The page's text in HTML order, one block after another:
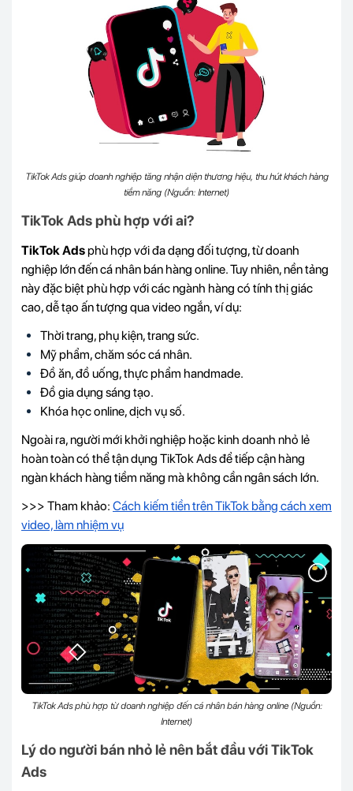
TikTok Ads giúp doanh nghiệp tăng nhận diện thương hiệu, thu hút khách hàng
tiềm năng (Nguồn: Internet)
TikTok Ads phù hợp với ai?
TikTok Adsphù hợp với đa dạng đối tượng, từ doanh
nghiệp lớn đến cá nhân bán hàng online. Tuy nhiên, nền tảng
này đặc biệt phù hợp với các ngành hàng có tính thị giác
cao, dễ tạo ấn tượng qua video ngắn, ví dụ:
Thời trang, phụ kiện, trang sức.
Mỹ phẩm, chăm sóc cá nhân.
Đồ ăn, đồ uống, thực phẩm handmade.
Đồ gia dụng sáng tạo.
Khóa học online, dịch vụ số.
Ngoài ra, người mới khởi nghiệp hoặc kinh doanh nhỏ lẻ
hoàn toàn có thể tận dụng TikTok Ads để tiếp cận hàng
ngàn khách hàng tiềm năng mà không cần ngân sách lớn.
>>> Tham khảo: Cách kiếm tiền trên TikTok bằng cách xem
video, làm nhiệm vụ
TikTok Ads phù hợp từ doanh nghiệp đến cá nhân bán hàng online (Nguồn:
Internet)
Lý do người bán nhỏ lẻ nên bắt đầu với TikTok
Ads